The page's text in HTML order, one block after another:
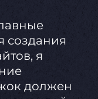
создания
я
должен